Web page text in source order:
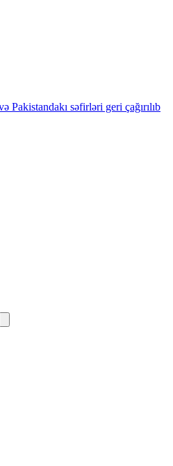
Pakistandakı səfirləri geri çağırılıb